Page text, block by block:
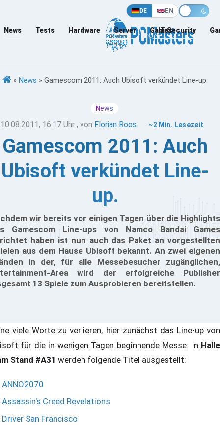
DE EN
News Tests Hardware Server Games
IT-Security
» News » Gamescom 2011: Auch Ubisoft verkündet Line-up.
News
10.08.2011, 16:17 Uhr , von Florian Roos ~2 Min. Lesezeit
Gamescom 2011: Auch
Ubisoft verkündet Line-
up.
wir bereits vor einigen Tagen über die Highlights
Gamescom Line-ups von Namco Bandai Games
haben ist nun auch das Paket an vorgestellten
aus dem Hause Ubisoft bekannt. An zwei eigenen
in der, für alle Messebesucher zugänglichen,
Area wird der erfolgreiche Publisher
13 Spiele zum Ausprobieren bereitstellen.
viele Worte zu verlieren, hier zunächst das Line-up von
für die in wenigen Tagen beginnende Messe: In Halle
Stand #A31 werden folgende Titel ausgestellt:
ANNO2070
Assassin's Creed Revelations
Driver San Francisco